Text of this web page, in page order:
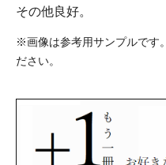
その他良好。
※画像は参考用サンプルです
ださい。